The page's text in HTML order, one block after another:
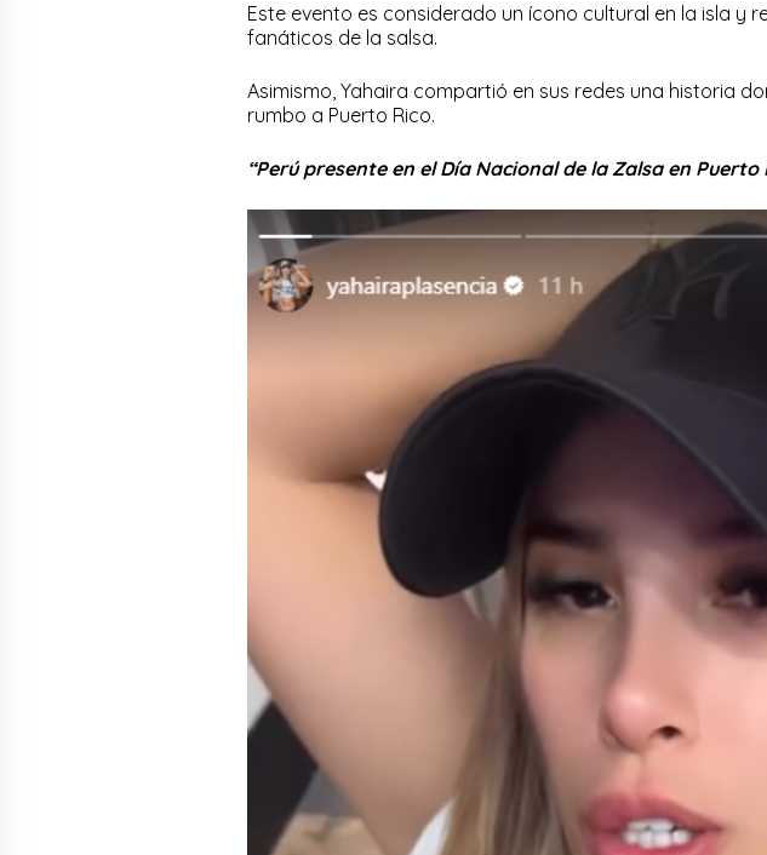
Este evento es considerado un ícono cultural en la isla y
fanáticos de la salsa.
Asimismo, Yahaira compartió en sus redes una historia
rumbo a Puerto Rico.
“Perú presente en el Día Nacional de la Zalsa en Puerto